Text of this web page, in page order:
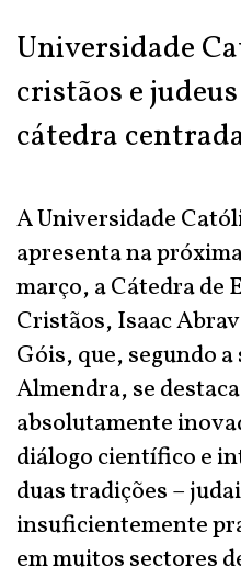
Universidade
cristãos e
cátedra
A Universidade
apresenta na
março, a Cátedra de
Cristãos, Isaac
Góis, que, segundo
Almendra, se
absolutamente
diálogo científico e
duas tradições –
insuficientemente
em muitos sectores